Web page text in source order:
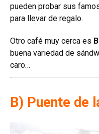
pueden probar sus
para llevar de regalo.
Otro café muy cerca es
buena variedad de
caro…
B) Puente de